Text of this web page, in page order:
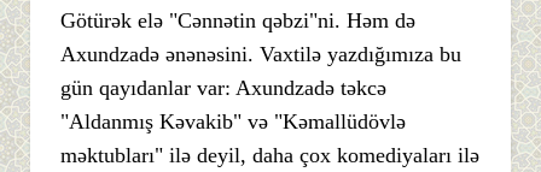
Götürək elə "Cənnətin qəbzi"ni. Həm də
Axundzadə ənənəsini. Vaxtilə yazdığımıza bu
gün qayıdanlar var: Axundzadə təkcə
"Aldanmış Kəvakib" və "Kəmallüdövlə
məktubları" ilə deyil, daha çox komediyaları ilə